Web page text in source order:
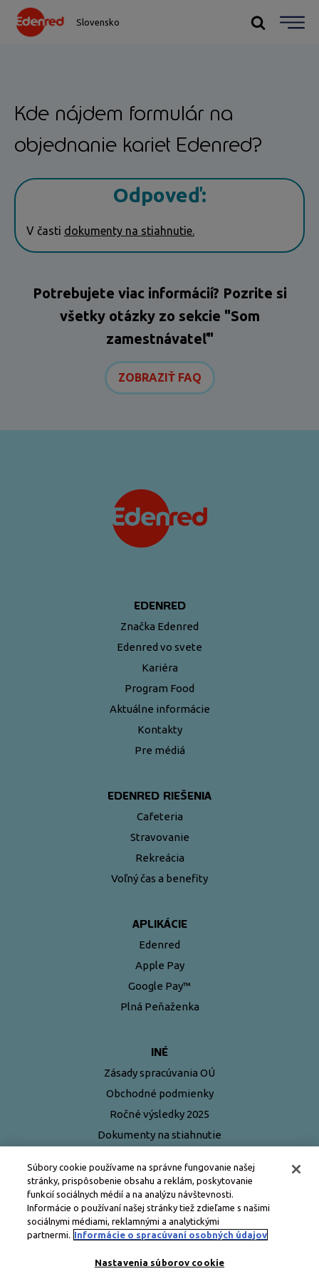
Slovensko
Kde nájdem formulár na
objednanie kariet Edenred?
Odpoveď:
V časti dokumenty na stiahnutie.
Potrebujete viac informácií? Pozrite si
všetky otázky zo sekcie "Som
zamestnávateľ"
ZOBRAZIŤ FAQ
EDENRED
Značka Edenred
Edenred vo svete
Kariéra
Program Food
Aktuálne informácie
Kontakty
Pre médiá
EDENRED RIEŠENIA
Cafeteria
Stravovanie
Rekreácia
Voľný čas a benefity
APLIKÁCIE
Edenred
Apple Pay
Google Pay™
Plná Peňaženka
INÉ
Zásady spracúvania OÚ
Obchodné podmienky
Ročné výsledky 2025
Dokumenty na stiahnutie
Súbory cookie používame na správne fungovanie našej
stránky, prispôsobenie obsahu a reklám, poskytovanie
funkcií sociálnych médií a na analýzu návštevnosti.
Informácie o používaní našej stránky tiež zdieľame s našimi
sociálnymi médiami, reklamnými a analytickými
partnermi. Informácie o spracúvaní osobných údajov
Nastavenia súborov cookie